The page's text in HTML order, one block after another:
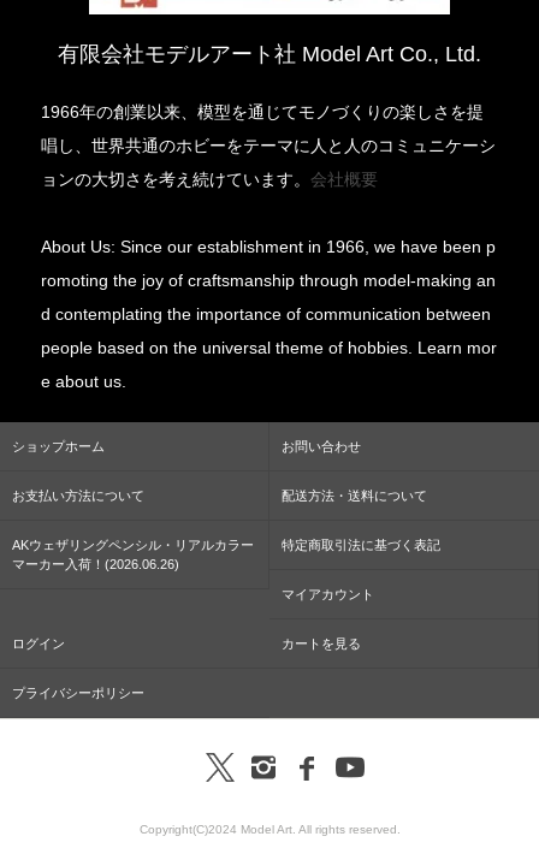
有限会社モデルアート社 Model Art Co., Ltd.
1966年の創業以来、模型を通じてモノづくりの楽しさを提
唱し、世界共通のホビーをテーマに人と人のコミュニケーシ
ョンの大切さを考え続けています。会社概要
About Us: Since our establishment in 1966, we have been p
romoting the joy of craftsmanship through model-making an
d contemplating the importance of communication between
people based on the universal theme of hobbies. Learn mor
e about us.
ショップホーム お問い合わせ
お支払い方法について 配送方法・送料について
AKウェザリングペンシル・リアルカラー
マーカー入荷！(2026.06.26)
特定商取引法に基づく表記
マイアカウント
ログイン カートを見る
プライバシーポリシー
Copyright(C)2024 Model Art. All rights reserved.